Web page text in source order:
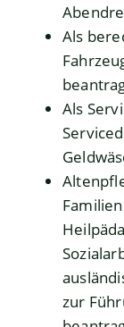
Als
Als
zur